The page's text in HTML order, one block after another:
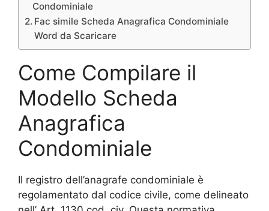
Condominiale
Fac simile Scheda Anagrafica Condominiale
Word da Scaricare
Come Compilare il
Modello Scheda
Anagrafica
Condominiale
Il registro dell’anagrafe condominiale è
regolamentato dal codice civile, come delineato